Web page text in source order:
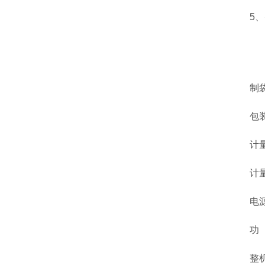
5、智
制袋
包装
计量
计量
电源
功 率
整机